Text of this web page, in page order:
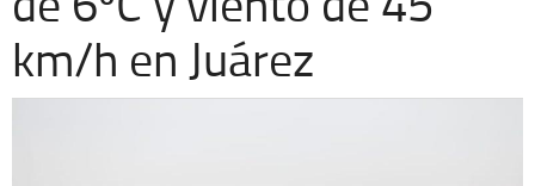
Espectáculos
km/h en Juárez